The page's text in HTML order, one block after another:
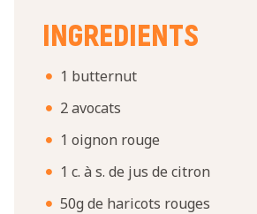
INGREDIENTS
1 butternut
2 avocats
1 oignon rouge
1 c. à s. de jus de citron
50g de haricots rouges